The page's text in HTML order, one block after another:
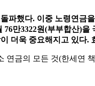
파했다. 이중 노령연금
만3322원(부부합산)
더욱 중요해지고 있다
연금의 모든 것(한세연